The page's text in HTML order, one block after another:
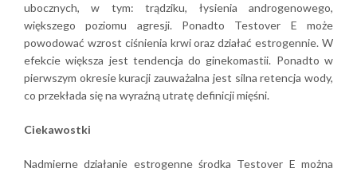
ubocznych, w tym: trądziku, łysienia androgenowego,
większego poziomu agresji. Ponadto Testover E może
powodować wzrost ciśnienia krwi oraz działać estrogennie. W
efekcie większa jest tendencja do ginekomastii. Ponadto w
pierwszym okresie kuracji zauważalna jest silna retencja wody,
co przekłada się na wyraźną utratę definicji mięśni.
Ciekawostki
Nadmierne działanie estrogenne środka Testover E można